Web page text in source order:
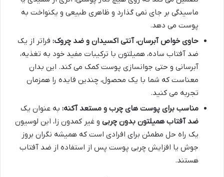
ماسیدگی بر جای نمی گذارد و ظاهری طبیعی و یکنواخت به
پوست می دهد.
حاوی خواص آبرسان، آنتی اکسیدان و ضد چروک: فراتر از یک
ضد آفتاب ساده، همیلتون با ترکیبات مفید خود به تغذیه،
آبرسانی و حتی جوانسازی پوست کمک می کند. این بدان
معناست که شما با یک محصول، چندین فایده را همزمان
تجربه می کنید.
مناسب برای پوست های چرب و مستعد آکنه: به عنوان یک
ضد آفتاب همیلتون بدون چربی و غیر کمدون زا، این لوسیون
یک راه حل مطمئن برای افرادی است که همیشه نگران بروز
جوش یا افزایش چربی پوست پس از استفاده از ضد آفتاب
هستند.